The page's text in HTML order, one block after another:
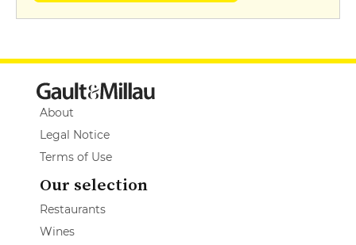
About
Legal Notice
Terms of Use
Our selection
Restaurants
Wines